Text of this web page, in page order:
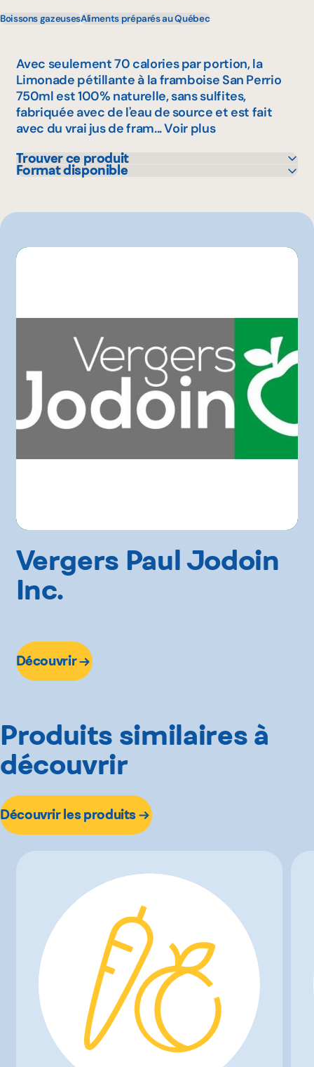
Boissons gazeusesAliments préparés au Québec
Avec seulement 70 calories par portion, la
Limonade pétillante à la framboise San Perrio
750ml est 100% naturelle, sans sulfites,
fabriquée avec de l'eau de source et est fait
avec du vrai jus de fram...Voir plus
Trouver ce produit
IGA
Format disponible
Vergers Paul Jodoin
Inc.
Découvrir
Produits similaires à
découvrir
Découvrir les produits